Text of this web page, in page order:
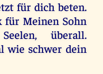
für dich beten.
für Meinen Sohn
überall.
wie schwer dein